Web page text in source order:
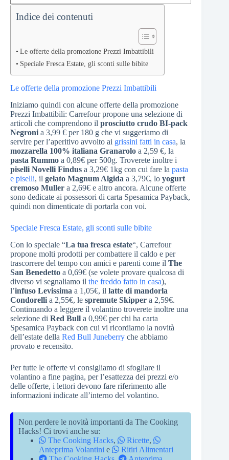
Indice dei contenuti
Le offerte della promozione Prezzi Imbattibili
Speciale Fresca Estate, gli sconti sulle bibite
Le offerte della promozione Prezzi Imbattibili
Iniziamo quindi con alcune offerte della promozione
Prezzi Imbattibili: Carrefour propone una selezione di
articoli che comprendono il prosciutto crudo BI-pack
Negroni a 3,99 € per 180 g che vi suggeriamo di
servire per l’aperitivo avvolto ai grissini fatti in casa, la
mozzarella 100% italiana Granarolo a 2,59 €, la
pasta Rummo a 0,89€ per 500g. Troverete inoltre i
piselli Novelli Findus a 3,29€ 1kg con cui fare la pasta
e piselli, il gelato Magnum Algida a 3,79€, lo yogurt
cremoso Muller a 2,69€ e altro ancora. Alcune offerte
sono dedicate ai possessori di carta Spesamica Payback,
quindi non dimenticate di portarla con voi.
Speciale Fresca Estate, gli sconti sulle bibite
Con lo speciale “La tua fresca estate“, Carrefour
propone molti prodotti per combattere il caldo e per
trascorrere del tempo con amici e parenti come il The
San Benedetto a 0,69€ (se volete provare qualcosa di
diverso vi segnaliamo il the freddo fatto in casa),
l’infuso Levissima a 1,05€, il latte di mandorla
Condorelli a 2,55€, le spremute Skipper a 2,59€.
Continuando a leggere il volantino troverete inoltre una
selezione di Red Bull a 0,99€ per chi ha carta
Spesamica Payback con cui vi ricordiamo la novità
dell’estate della Red Bull Juneberry che abbiamo
provato e recensito.
Per tutte le offerte vi consigliamo di sfogliare il
volantino a fine pagina, per l’esattezza dei prezzi e/o
delle offerte, i lettori devono fare riferimento alle
informazioni indicate all’interno del volantino.
Non perdere le novità importanti da The Cooking
Hacks! Ci trovi anche su:
The Cooking Hacks, Ricette,
Anteprima Volantini e
Ritiri Alimentari